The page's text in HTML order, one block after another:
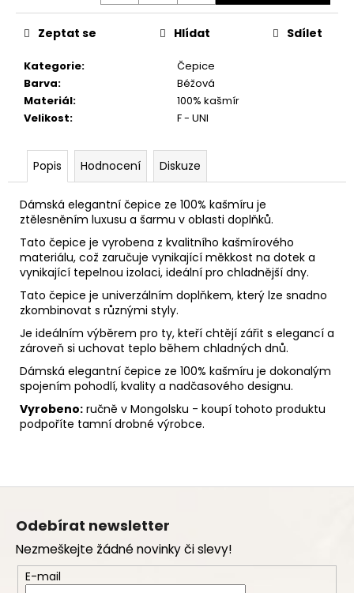
Kategorie:
Čepice
Barva:
Béžová
Materiál:
100% kašmír
Velikost: F - UNI
Zeptat se Hlídat Sdílet
Popis Hodnocení Diskuze
Dámská elegantní čepice ze 100% kašmíru je
ztělesněním luxusu a šarmu v oblasti doplňků.
Tato čepice je vyrobena z kvalitního kašmírového
materiálu, což zaručuje vynikající měkkost na dotek a
vynikající tepelnou izolaci, ideální pro chladnější dny.
Tato čepice je univerzálním doplňkem, který lze snadno
zkombinovat s různými styly.
Je ideálním výběrem pro ty, kteří chtějí zářit s elegancí a
zároveň si uchovat teplo během chladných dnů.
Dámská elegantní čepice ze 100% kašmíru je dokonalým
spojením pohodlí, kvality a nadčasového designu.
Vyrobeno: ručně v Mongolsku - koupí tohoto produktu
podpoříte tamní drobné výrobce.
e
m
e
Z
Odebírat newsletter
Nezmeškejte žádné novinky či slevy!
E-mail